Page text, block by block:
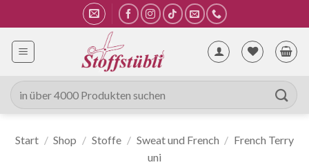
Inhalt
springen
Suche
nach:
Start / Shop / Stoffe / Sweat und French / French Terry
uni